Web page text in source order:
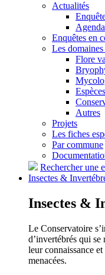
Actualités
Agenda
Enquêtes en
Les
Flore
Autres
Projets
Les fiches
Par commune
Rechercher une
Insectes &
Insectes &
Le Conservatoire
d’invertébrés qui se
leur connaissance
menacées.